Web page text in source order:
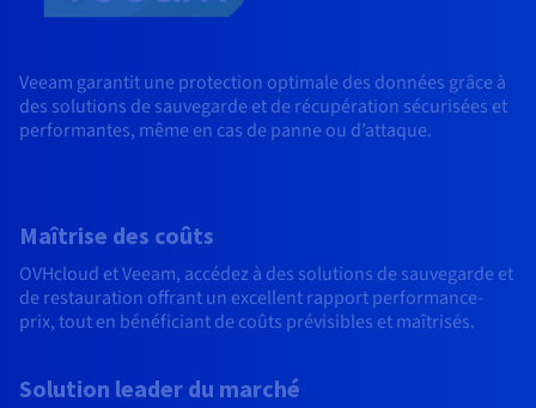
Veeam garantit une protection optimale des données grâce à
des solutions de sauvegarde et de récupération sécurisées et
performantes, même en cas de panne ou d’attaque.
Maîtrise des coûts
OVHcloud et Veeam, accédez à des solutions de sauvegarde et
de restauration offrant un excellent rapport performance-
prix, tout en bénéficiant de coûts prévisibles et maîtrisés.
Solution leader du marché